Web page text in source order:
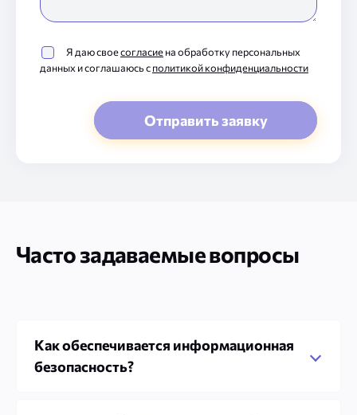
Я даю своесогласиена обработку персональных
данных и соглашаюсь сполитикой конфиденциальности
Часто задаваемые вопросы
Как обеспечивается информационная
безопасность?